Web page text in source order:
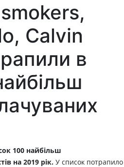
Calvin
в
100 найбільш
на 2019 рік. У список потрапило